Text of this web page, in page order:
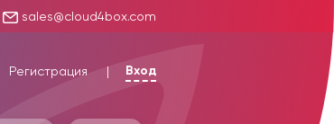
sales@cloud4box.com
Регистрация Вход